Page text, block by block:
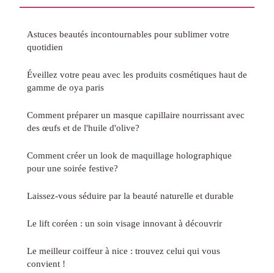
Astuces beautés incontournables pour sublimer votre
quotidien
Éveillez votre peau avec les produits cosmétiques haut de
gamme de oya paris
Comment préparer un masque capillaire nourrissant avec
des œufs et de l'huile d'olive?
Comment créer un look de maquillage holographique
pour une soirée festive?
Laissez-vous séduire par la beauté naturelle et durable
Le lift coréen : un soin visage innovant à découvrir
Le meilleur coiffeur à nice : trouvez celui qui vous
convient !